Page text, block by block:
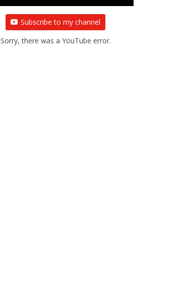
Subscribe to my channel
Sorry, there was a YouTube error.